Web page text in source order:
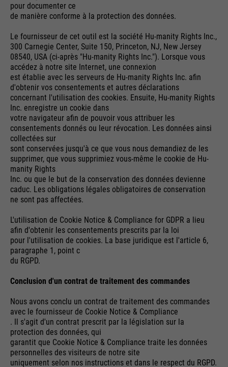
pour documenter ce
de manière conforme à la protection des données.
Le fournisseur de cet outil est la société Hu-manity Rights Inc.,
300 Carnegie Center, Suite 150, Princeton, NJ, New Jersey
08540, USA (ci-après "Hu-manity Rights Inc."). Lorsque vous
accédez à notre site Internet, une connexion
est établie avec les serveurs de Hu-manity Rights Inc. afin
d'obtenir vos consentements et autres déclarations
concernant l'utilisation des cookies. Ensuite, Hu-manity Rights
Inc. enregistre un cookie dans
votre navigateur afin de pouvoir vous attribuer les
consentements donnés ou leur révocation. Les données ainsi
collectées sur
sont conservées jusqu'à ce que vous nous demandiez de les
supprimer, que vous supprimiez vous-même le cookie de Hu-
manity Rights
Inc. ou que le but de la conservation des données devienne
caduc. Les obligations légales obligatoires de conservation
ne sont pas affectées.
L'utilisation de Cookie Notice & Compliance for GDPR a lieu
afin d'obtenir les consentements prescrits par la loi
pour l'utilisation de cookies. La base juridique est l'article 6,
paragraphe 1, point c
du RGPD.
Conclusion d'un contrat de traitement des commandes
Nous avons conclu un contrat de traitement des commandes
avec le fournisseur de Cookie Notice & Compliance
. Il s'agit d'un contrat prescrit par la législation sur la
protection des données, qui
garantit que Cookie Notice & Compliance traite les données
personnelles des visiteurs de notre site
uniquement selon nos instructions et dans le respect du RGPD.